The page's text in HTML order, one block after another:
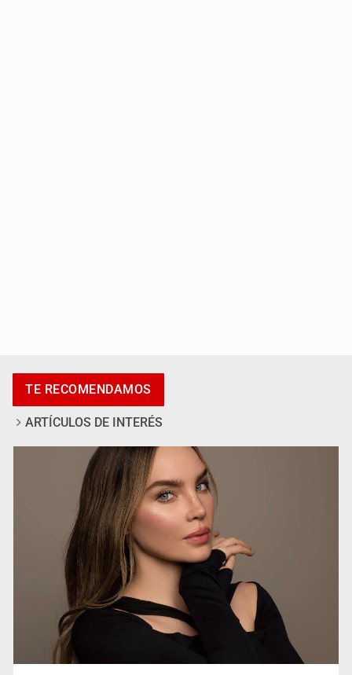
Pide regidora investigar dictámenes y desalojo de
vecinos en Mirador de San Isidro
Ciclosporiasis no representa un riesgo epidemiológico
masivo
TE RECOMENDAMOS
ARTÍCULOS DE INTERÉS